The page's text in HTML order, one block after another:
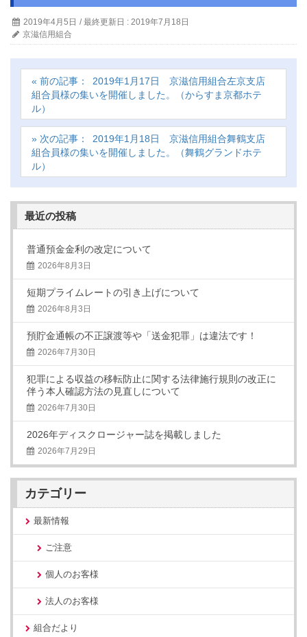
2019年4月5日 / 最終更新日 : 2019年7月18日
京滋信用組合
2019年1月17日 京滋信用組合左京支店
組合員様の集いを開催しました。（からすま京都ホテ
ル）
2019年1月18日 京滋信用組合舞鶴支店
組合員様の集いを開催しました。（舞鶴グランドホテ
ル）
最近の投稿
普通預金金利の改定について
2026年8月3日
短期プライムレートの引き上げについて
2026年8月3日
預貯金通帳の不正譲渡等や「送金犯罪」は違法です！
2026年7月30日
犯罪による収益の移転防止に関する法律施行規則の改正に
伴う本人確認方法の見直しについて
2026年7月30日
2026年ディスクロージャー誌を掲載しました
2026年7月29日
カテゴリー
最新情報
ご注意
個人のお客様
法人のお客様
組合だより